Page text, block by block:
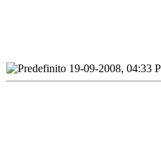
19-09-2008, 04:33